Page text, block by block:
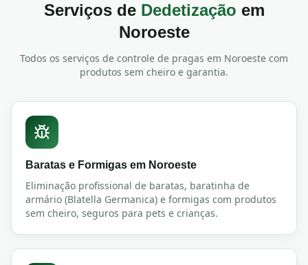
Serviços de Dedetização em
Noroeste
Todos os serviços de controle de pragas em Noroeste com
produtos sem cheiro e garantia.
Baratas e Formigas em Noroeste
Eliminação profissional de baratas, baratinha de
armário (Blatella Germanica) e formigas com produtos
sem cheiro, seguros para pets e crianças.